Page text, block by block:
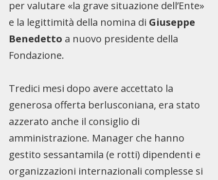
per valutare «la grave situazione dell’Ente»
e la legittimità della nomina di Giuseppe
Benedetto a nuovo presidente della
Fondazione.
Tredici mesi dopo avere accettato la
generosa offerta berlusconiana, era stato
azzerato anche il consiglio di
amministrazione. Manager che hanno
gestito sessantamila (e rotti) dipendenti e
organizzazioni internazionali complesse si